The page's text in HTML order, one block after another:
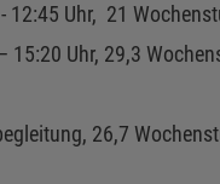
12:45 Uhr, 21
15:20 Uhr, 29,3
26,7